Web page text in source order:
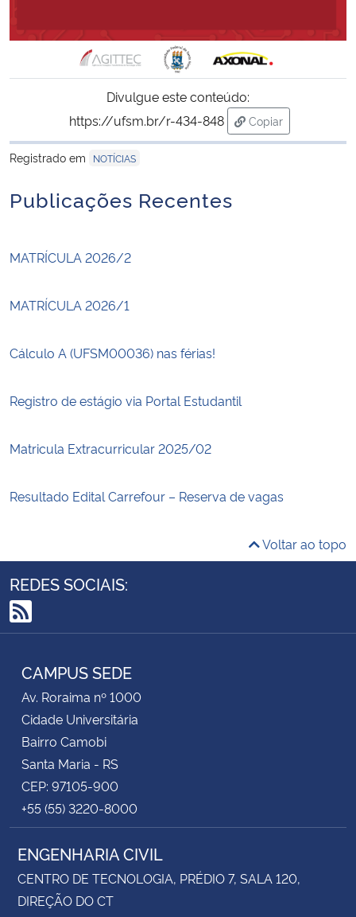
Divulgue este conteúdo:
https://ufsm.br/r-434-848
Copiar
para área de
Registrado em
NOTÍCIAS
Publicações Recentes
MATRÍCULA 2026/2
MATRÍCULA 2026/1
Cálculo A (UFSM00036) nas férias!
Registro de estágio via Portal Estudantil
Matricula Extracurricular 2025/02
Resultado Edital Carrefour – Reserva de vagas
Voltar ao topo
REDES SOCIAIS:
RSS
CAMPUS SEDE
Av. Roraima nº 1000
Cidade Universitária
Bairro Camobi
Santa Maria - RS
CEP: 97105-900
+55 (55) 3220-8000
ENGENHARIA CIVIL
CENTRO DE TECNOLOGIA, PRÉDIO 7, SALA 120,
DIREÇÃO DO CT